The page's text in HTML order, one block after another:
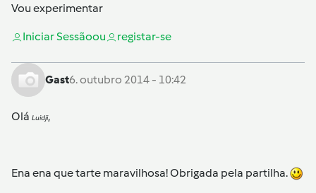
Vou experimentar
Iniciar Sessãoou registar-se
Gast6. outubro 2014 - 10:42
Olá Luidji,
Ena ena que tarte maravilhosa! Obrigada pela partilha.